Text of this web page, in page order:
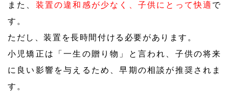
また、 装置の違和感が少なく、子供にとって快適 で
す。
ただし、装置を長時間付ける必要があります。
小児矯正は「一生の贈り物」と言われ、子供の将来
に良い影響を与えるため、早期の相談が推奨されま
す。